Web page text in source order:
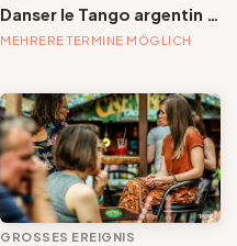
Danser le Tango argentin à Liège
MEHRERE TERMINE MÖGLICH
GROSSES EREIGNIS